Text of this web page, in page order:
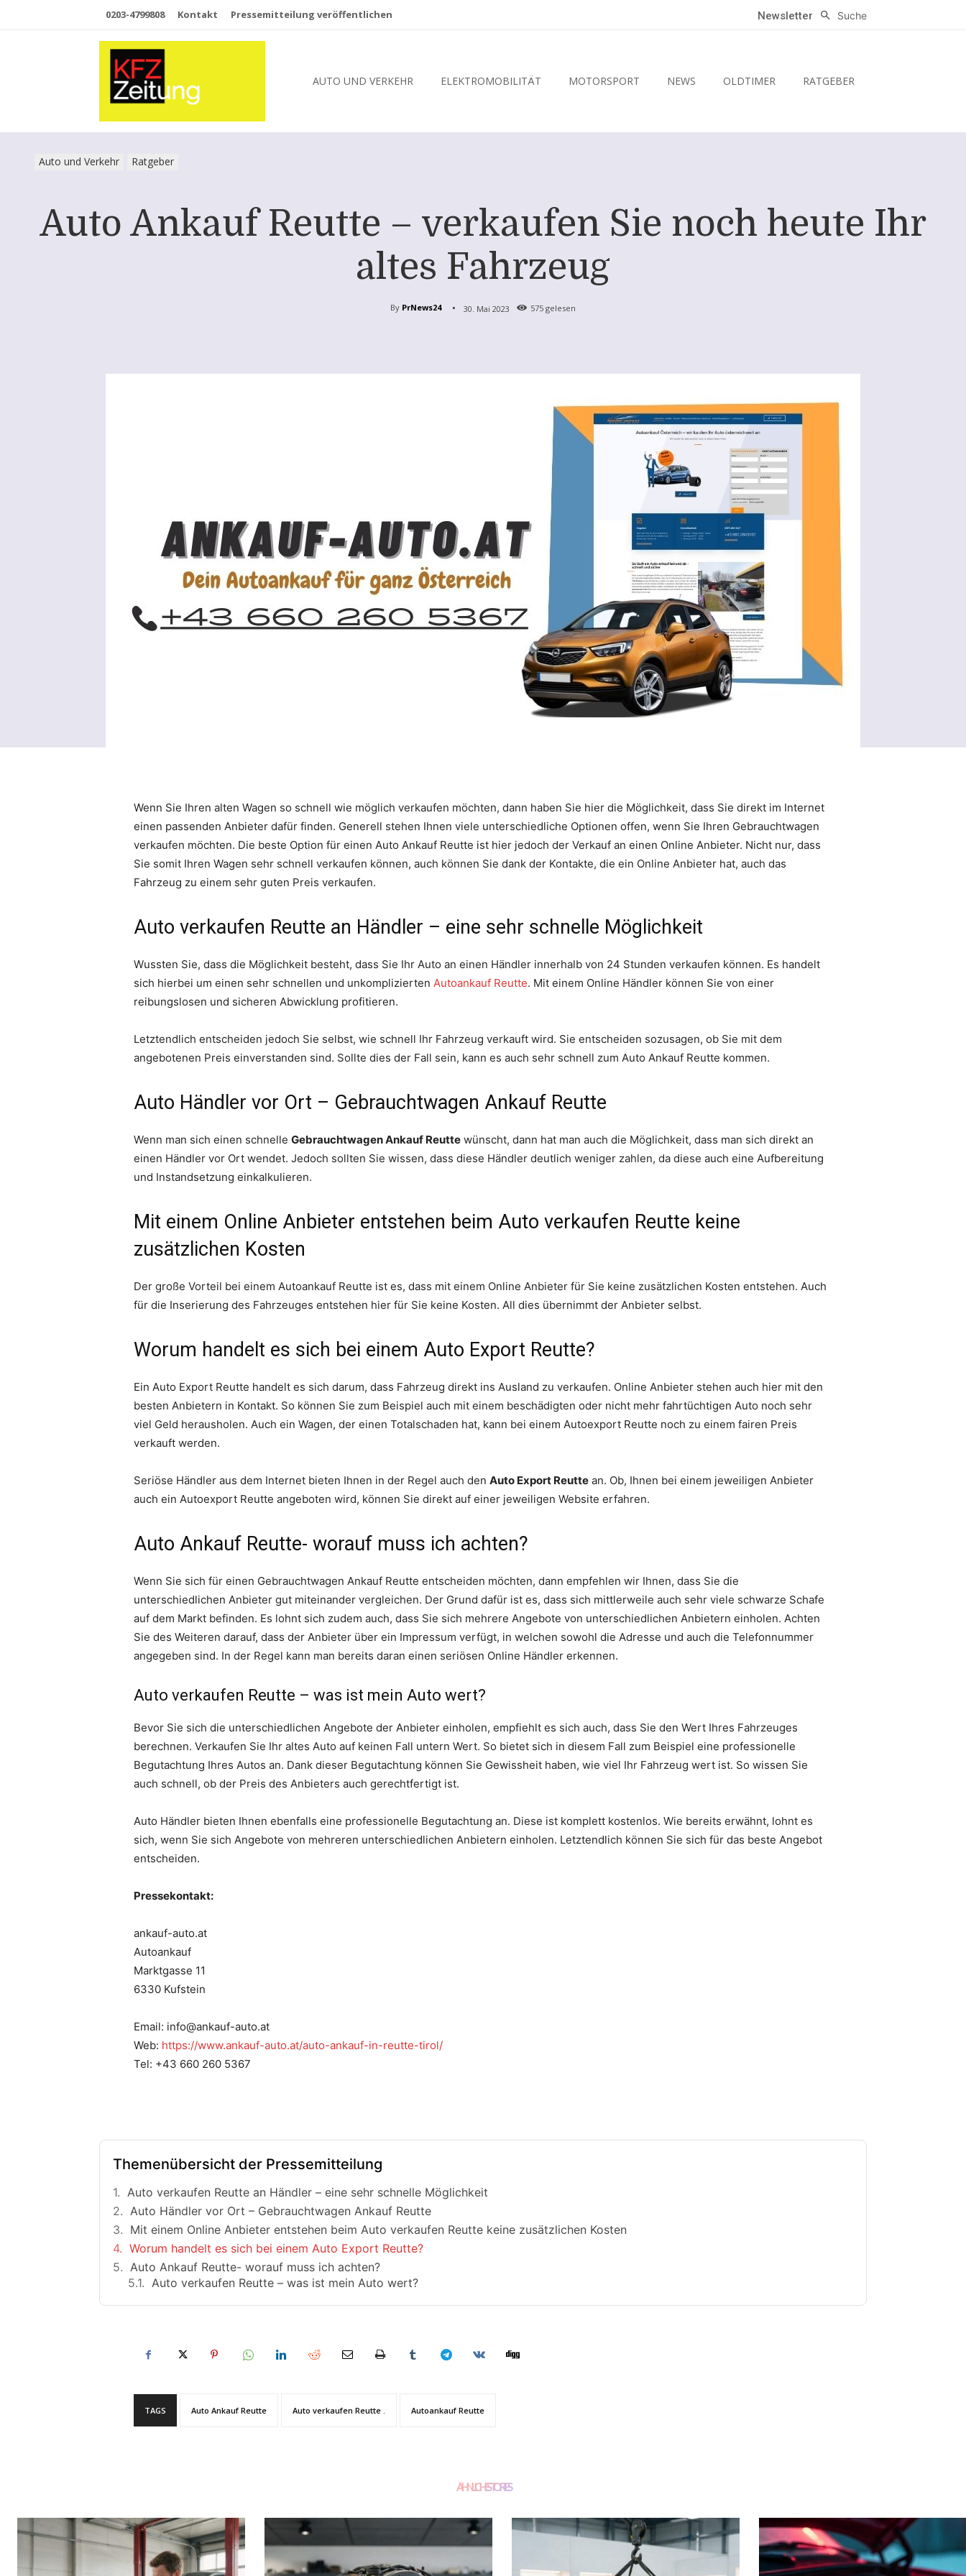
0203-4799808 Kontakt Pressemitteilung veröffentlichen Newsletter Suche
AUTO UND VERKEHR ELEKTROMOBILITÄT MOTORSPORT NEWS OLDTIMER RATGEBER
Auto und Verkehr Ratgeber
Auto Ankauf Reutte – verkaufen Sie noch heute Ihr
altes Fahrzeug
By PrNews24 30. Mai 2023 575 gelesen
Wenn Sie Ihren alten Wagen so schnell wie möglich verkaufen möchten, dann haben Sie hier die Möglichkeit, dass Sie direkt im Internet
einen passenden Anbieter dafür finden. Generell stehen Ihnen viele unterschiedliche Optionen offen, wenn Sie Ihren Gebrauchtwagen
verkaufen möchten. Die beste Option für einen Auto Ankauf Reutte ist hier jedoch der Verkauf an einen Online Anbieter. Nicht nur, dass
Sie somit Ihren Wagen sehr schnell verkaufen können, auch können Sie dank der Kontakte, die ein Online Anbieter hat, auch das
Fahrzeug zu einem sehr guten Preis verkaufen.
Auto verkaufen Reutte an Händler – eine sehr schnelle Möglichkeit
Wussten Sie, dass die Möglichkeit besteht, dass Sie Ihr Auto an einen Händler innerhalb von 24 Stunden verkaufen können. Es handelt
sich hierbei um einen sehr schnellen und unkomplizierten Autoankauf Reutte. Mit einem Online Händler können Sie von einer
reibungslosen und sicheren Abwicklung profitieren.
Letztendlich entscheiden jedoch Sie selbst, wie schnell Ihr Fahrzeug verkauft wird. Sie entscheiden sozusagen, ob Sie mit dem
angebotenen Preis einverstanden sind. Sollte dies der Fall sein, kann es auch sehr schnell zum Auto Ankauf Reutte kommen.
Auto Händler vor Ort – Gebrauchtwagen Ankauf Reutte
Wenn man sich einen schnelle Gebrauchtwagen Ankauf Reutte wünscht, dann hat man auch die Möglichkeit, dass man sich direkt an
einen Händler vor Ort wendet. Jedoch sollten Sie wissen, dass diese Händler deutlich weniger zahlen, da diese auch eine Aufbereitung
und Instandsetzung einkalkulieren.
Mit einem Online Anbieter entstehen beim Auto verkaufen Reutte keine
zusätzlichen Kosten
Der große Vorteil bei einem Autoankauf Reutte ist es, dass mit einem Online Anbieter für Sie keine zusätzlichen Kosten entstehen. Auch
für die Inserierung des Fahrzeuges entstehen hier für Sie keine Kosten. All dies übernimmt der Anbieter selbst.
Worum handelt es sich bei einem Auto Export Reutte?
Ein Auto Export Reutte handelt es sich darum, dass Fahrzeug direkt ins Ausland zu verkaufen. Online Anbieter stehen auch hier mit den
besten Anbietern in Kontakt. So können Sie zum Beispiel auch mit einem beschädigten oder nicht mehr fahrtüchtigen Auto noch sehr
viel Geld herausholen. Auch ein Wagen, der einen Totalschaden hat, kann bei einem Autoexport Reutte noch zu einem fairen Preis
verkauft werden.
Seriöse Händler aus dem Internet bieten Ihnen in der Regel auch den Auto Export Reutte an. Ob, Ihnen bei einem jeweiligen Anbieter
auch ein Autoexport Reutte angeboten wird, können Sie direkt auf einer jeweiligen Website erfahren.
Auto Ankauf Reutte- worauf muss ich achten?
Wenn Sie sich für einen Gebrauchtwagen Ankauf Reutte entscheiden möchten, dann empfehlen wir Ihnen, dass Sie die
unterschiedlichen Anbieter gut miteinander vergleichen. Der Grund dafür ist es, dass sich mittlerweile auch sehr viele schwarze Schafe
auf dem Markt befinden. Es lohnt sich zudem auch, dass Sie sich mehrere Angebote von unterschiedlichen Anbietern einholen. Achten
Sie des Weiteren darauf, dass der Anbieter über ein Impressum verfügt, in welchen sowohl die Adresse und auch die Telefonnummer
angegeben sind. In der Regel kann man bereits daran einen seriösen Online Händler erkennen.
Auto verkaufen Reutte – was ist mein Auto wert?
Bevor Sie sich die unterschiedlichen Angebote der Anbieter einholen, empfiehlt es sich auch, dass Sie den Wert Ihres Fahrzeuges
berechnen. Verkaufen Sie Ihr altes Auto auf keinen Fall untern Wert. So bietet sich in diesem Fall zum Beispiel eine professionelle
Begutachtung Ihres Autos an. Dank dieser Begutachtung können Sie Gewissheit haben, wie viel Ihr Fahrzeug wert ist. So wissen Sie
auch schnell, ob der Preis des Anbieters auch gerechtfertigt ist.
Auto Händler bieten Ihnen ebenfalls eine professionelle Begutachtung an. Diese ist komplett kostenlos. Wie bereits erwähnt, lohnt es
sich, wenn Sie sich Angebote von mehreren unterschiedlichen Anbietern einholen. Letztendlich können Sie sich für das beste Angebot
entscheiden.
Pressekontakt:
ankauf-auto.at
Autoankauf
Marktgasse 11
6330 Kufstein
Email: info@ankauf-auto.at
Web: https://www.ankauf-auto.at/auto-ankauf-in-reutte-tirol/
Tel: +43 660 260 5367
Themenübersicht der Pressemitteilung
Auto verkaufen Reutte an Händler – eine sehr schnelle Möglichkeit
Auto Händler vor Ort – Gebrauchtwagen Ankauf Reutte
Mit einem Online Anbieter entstehen beim Auto verkaufen Reutte keine zusätzlichen Kosten
Worum handelt es sich bei einem Auto Export Reutte?
Auto Ankauf Reutte- worauf muss ich achten?
Auto verkaufen Reutte – was ist mein Auto wert?
TAGS Auto Ankauf Reutte Auto verkaufen Reutte . Autoankauf Reutte
ÄHNLICHE STORIES